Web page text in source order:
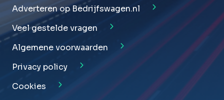
Adverteren op Bedrijfswagen.nl
Veel gestelde vragen
Algemene voorwaarden
Privacy policy
Cookies